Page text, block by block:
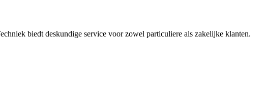
biedt deskundige service voor zowel particuliere als zakelijke klanten.